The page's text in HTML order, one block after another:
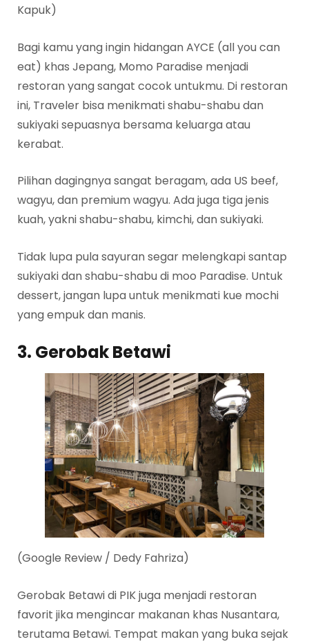
Kapuk)
Bagi kamu yang ingin hidangan AYCE (all you can
eat) khas Jepang, Momo Paradise menjadi
restoran yang sangat cocok untukmu. Di restoran
ini, Traveler bisa menikmati shabu-shabu dan
sukiyaki sepuasnya bersama keluarga atau
kerabat.
Pilihan dagingnya sangat beragam, ada US beef,
wagyu, dan premium wagyu. Ada juga tiga jenis
kuah, yakni shabu-shabu, kimchi, dan sukiyaki.
Tidak lupa pula sayuran segar melengkapi santap
sukiyaki dan shabu-shabu di moo Paradise. Untuk
dessert, jangan lupa untuk menikmati kue mochi
yang empuk dan manis.
3. Gerobak Betawi
(Google Review / Dedy Fahriza)
Gerobak Betawi di PIK juga menjadi restoran
favorit jika mengincar makanan khas Nusantara,
terutama Betawi. Tempat makan yang buka sejak